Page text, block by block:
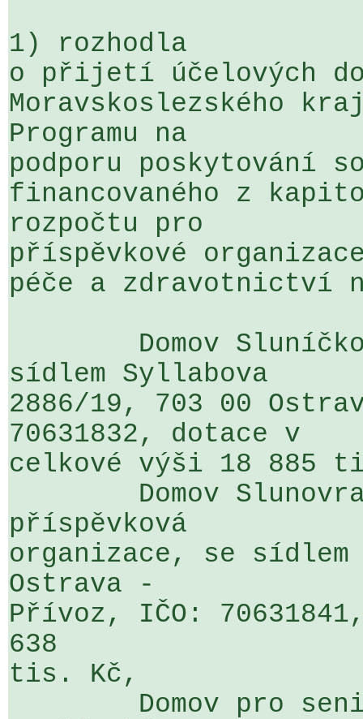
1) rozhodla
o přijetí účelových
Moravskoslezského
Programu na
podporu poskytování
financovaného z
rozpočtu pro
příspěvkové
péče a zdravotnictví
sídlem Syllabova
2886/19, 703 00
70631832, dotace v
celkové výši 18 885
příspěvková
organizace, se
Ostrava -
Přívoz, IČO:
638
tis. Kč,